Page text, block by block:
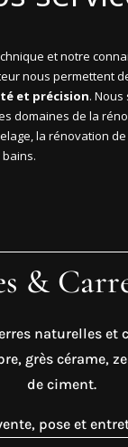
et notre
nous permettent
et précision. Nous
domaines de la
la rénovation
&
naturelles et
grès cérame,
de ciment.
pose et